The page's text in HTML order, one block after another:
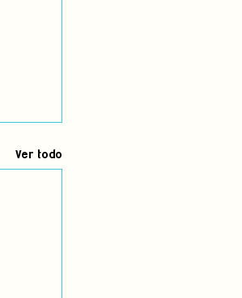
Ver todo